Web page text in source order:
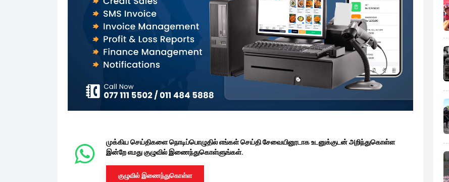
முக்கிய செய்திகளை நொடிப்பொழுதில் எங்கள் செய்தி சேவையினூடாக உடனுக்குடன் அறிந்துகொள்ள
இன்றே எமது குழுவில் இணைந்துகொள்ளுங்கள்.
குழுவில் இணைந்துகொள்ள